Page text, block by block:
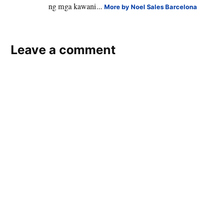
ng mga kawani...More by Noel Sales Barcelona
Leave a comment